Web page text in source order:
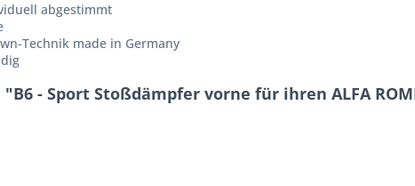
abgestimmt
Technik made in Germany
- Sport Stoßdämpfer vorne für ihren ALFA